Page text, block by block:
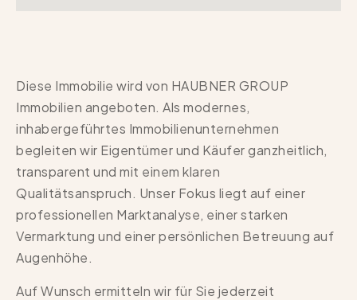
Diese Immobilie wird von HAUBNER GROUP
Immobilien angeboten. Als modernes,
inhabergeführtes Immobilienunternehmen
begleiten wir Eigentümer und Käufer ganzheitlich,
transparent und mit einem klaren
Qualitätsanspruch. Unser Fokus liegt auf einer
professionellen Marktanalyse, einer starken
Vermarktung und einer persönlichen Betreuung auf
Augenhöhe.
Auf Wunsch ermitteln wir für Sie jederzeit